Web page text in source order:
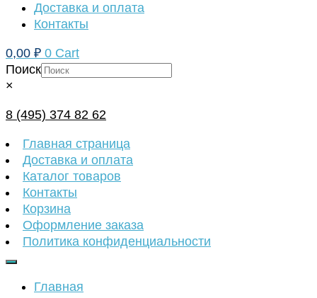
Доставка и оплата
Контакты
0,00 ₽ 0 Cart
Поиск
×
8 (495) 374 82 62
Главная страница
Доставка и оплата
Каталог товаров
Контакты
Корзина
Оформление заказа
Политика конфиденциальности
Главная